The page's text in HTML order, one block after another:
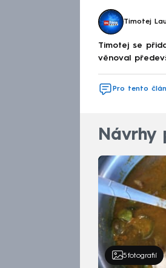
Timotej
Timotej se
věnoval
Pro tento
Návrhy
5 fotografií